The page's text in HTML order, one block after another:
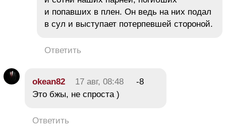
и попавших в плен. Он ведь на них подал
в сул и выступает потерпевшей стороной.
Ответить
okean82 17 авг, 08:48
-8
Это бжы, не спроста )
Ответить